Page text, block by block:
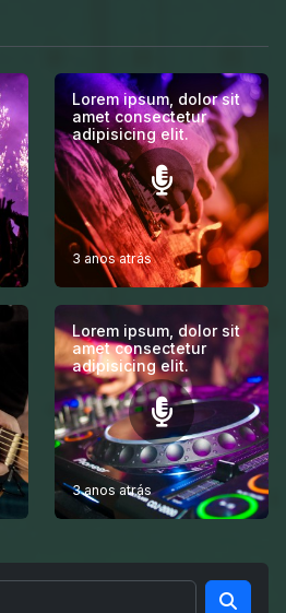
Lorem ipsum, dolor sit
amet consectetur
adipisicing elit.
3 anos atrás
Lorem ipsum, dolor sit
amet consectetur
adipisicing elit.
3 anos atrás